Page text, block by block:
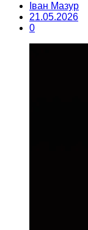
Іван Мазур
21.05.2026
0